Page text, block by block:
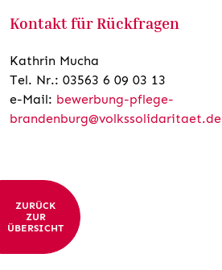
Kontakt für Rückfragen
Kathrin Mucha
Tel. Nr.: 03563 6 09 03 13
e-Mail: bewerbung-pflege-
brandenburg@volkssolidaritaet.de
ZURÜCK
ZUR
ÜBERSICHT